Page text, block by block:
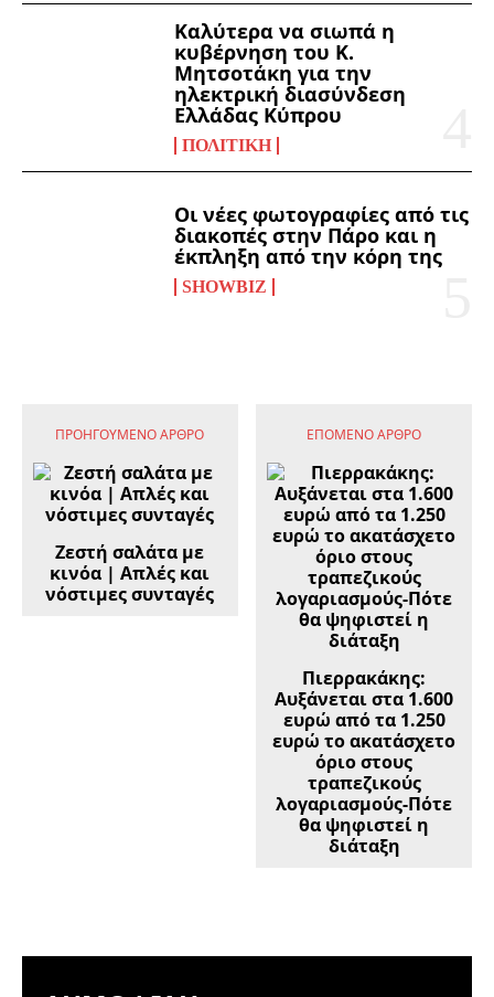
Καλύτερα να σιωπά η
κυβέρνηση του Κ.
Μητσοτάκη για την
ηλεκτρική διασύνδεση
Ελλάδας Κύπρου
ΠΟΛΙΤΙΚΉ
Οι νέες φωτογραφίες από τις
διακοπές στην Πάρο και η
έκπληξη από την κόρη της
SHOWBIZ
ΠΡΟΗΓΟΎΜΕΝΟ ΆΡΘΡΟ
Ζεστή σαλάτα µε
κινόα | Απλές και
νόστιμες συνταγές
ΕΠΌΜΕΝΟ ΆΡΘΡΟ
Πιερρακάκης:
Αυξάνεται στα 1.600
ευρώ από τα 1.250
ευρώ το ακατάσχετο
όριο στους
τραπεζικούς
λογαριασμούς-Πότε
θα ψηφιστεί η
διάταξη